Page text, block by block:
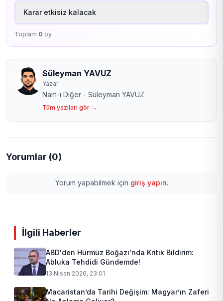
Karar etkisiz kalacak
Toplam 0 oy
Süleyman YAVUZ
Yazar
Nam-ı Diğer - Süleyman YAVUZ
Tüm yazıları gör →
Yorumlar (0)
Yorum yapabilmek için giriş yapın.
İlgili Haberler
ABD'den Hürmüz Boğazı'nda Kritik Bildirim:
Abluka Tehdidi Gündemde!
13 Nisan 2026, 23:01
Macaristan’da Tarihi Değişim: Magyar’ın Zaferi